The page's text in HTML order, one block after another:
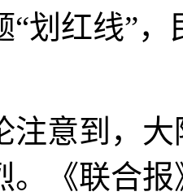
“划红线”
意到，大
。《联合